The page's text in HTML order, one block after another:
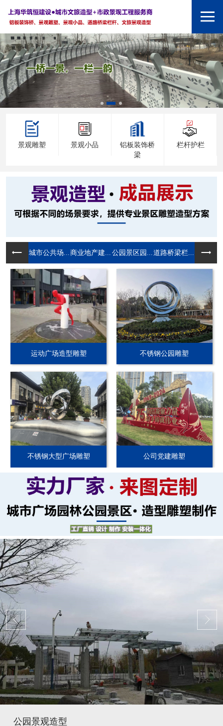
景观雕塑 景观小品
铝板装饰桥
梁
栏杆护栏
城市公共场... 商业地产建... 公园景区园... 道路桥梁栏...
运动广场造型雕塑 不锈钢公园雕塑
不锈钢大型广场雕塑 公司党建雕塑
公园景观造型